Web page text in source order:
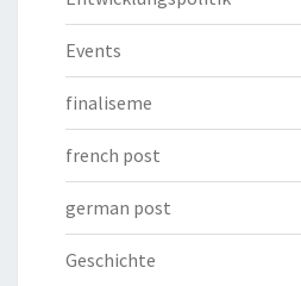
Events
finaliseme
french post
german post
Geschichte